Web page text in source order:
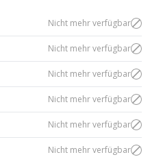
Nicht mehr verfügbar
Nicht mehr verfügbar
Nicht mehr verfügbar
Nicht mehr verfügbar
Nicht mehr verfügbar
Nicht mehr verfügbar